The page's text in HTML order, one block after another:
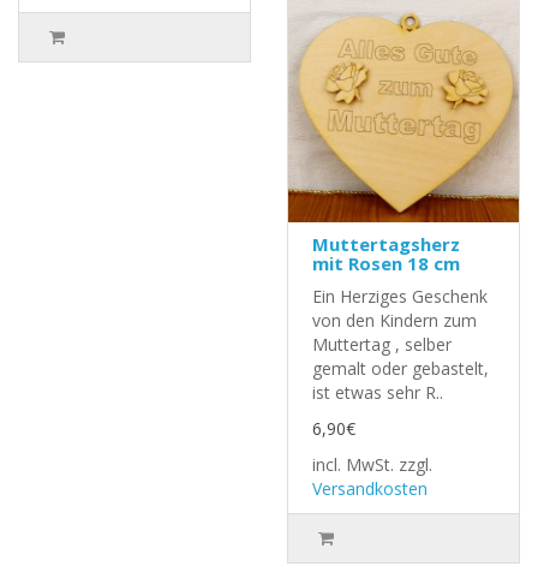
Muttertagsherz
mit Rosen 18 cm
Ein Herziges Geschenk
von den Kindern zum
Muttertag , selber
gemalt oder gebastelt,
ist etwas sehr R..
6,90€
incl. MwSt. zzgl.
Versandkosten